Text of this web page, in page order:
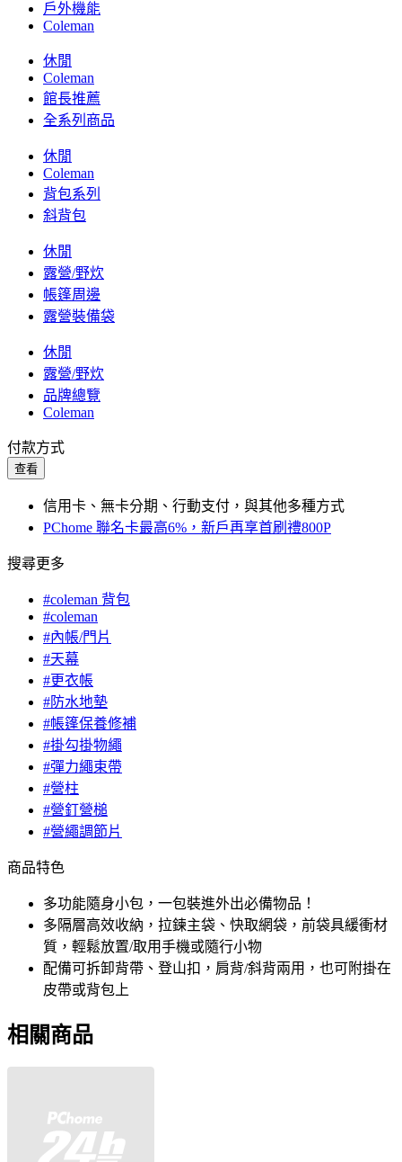
戶外機能
Coleman
休閒
Coleman
館長推薦
全系列商品
休閒
Coleman
背包系列
斜背包
休閒
露營/野炊
帳篷周邊
露營裝備袋
休閒
露營/野炊
品牌總覽
Coleman
付款方式
查看
信用卡、無卡分期、行動支付，與其他多種方式
PChome 聯名卡最高6%，新戶再享首刷禮800P
搜尋更多
#coleman 背包
#coleman
#內帳/門片
#天幕
#更衣帳
#防水地墊
#帳篷保養修補
#掛勾掛物繩
#彈力繩束帶
#營柱
#營釘營槌
#營繩調節片
商品特色
多功能隨身小包，一包裝進外出必備物品！
多隔層高效收納，拉鍊主袋、快取網袋，前袋具緩衝材
質，輕鬆放置/取用手機或隨行小物
配備可拆卸背帶、登山扣，肩背/斜背兩用，也可附掛在
皮帶或背包上
相關商品